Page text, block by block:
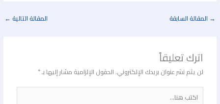
المقالة السابقة المقالة التالية←
اترك تعليقاً
لن يتم نشر عنوان بريدك الإلكتروني.الحقول الإلزامية مشار إليها بـ*